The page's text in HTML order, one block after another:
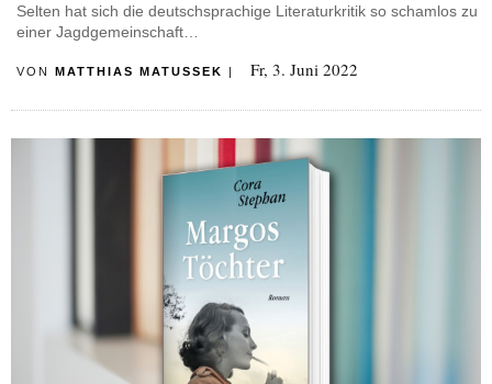
Selten hat sich die deutschsprachige Literaturkritik so schamlos zu
einer Jagdgemeinschaft…
VON MATTHIAS MATUSSEK | Fr, 3. Juni 2022